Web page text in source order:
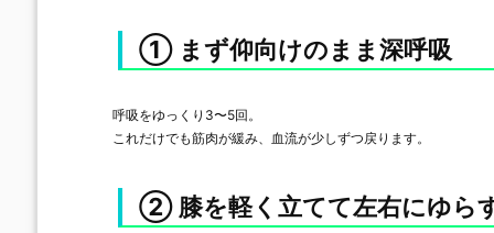
① まず仰向けのまま深呼吸
呼吸をゆっくり3〜5回。
これだけでも筋肉が緩み、血流が少しずつ戻ります。
② 膝を軽く立てて左右にゆら